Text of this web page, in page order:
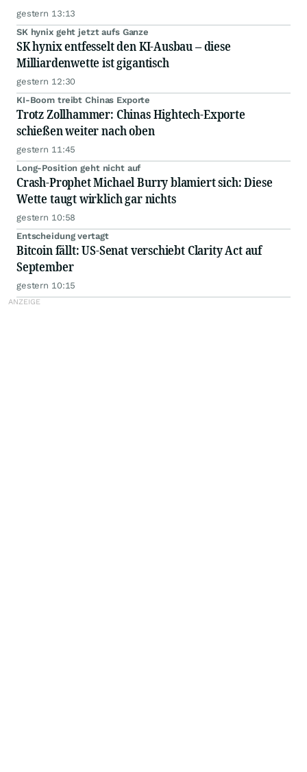
gestern 13:13
SK hynix geht jetzt aufs Ganze
SK hynix entfesselt den KI-Ausbau – diese
Milliardenwette ist gigantisch
gestern 12:30
KI-Boom treibt Chinas Exporte
Trotz Zollhammer: Chinas Hightech-Exporte
schießen weiter nach oben
gestern 11:45
Long-Position geht nicht auf
Crash-Prophet Michael Burry blamiert sich: Diese
Wette taugt wirklich gar nichts
gestern 10:58
Entscheidung vertagt
Bitcoin fällt: US-Senat verschiebt Clarity Act auf
September
gestern 10:15